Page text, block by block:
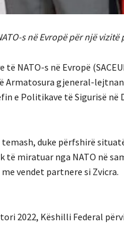
s në Evropë për një vizitë
NATO-s në Evropë
Armatosura gjeneral-
e Politikave të Sigurisë në
duke përfshirë
miratuar nga NATO në
vendet partnere si Zvicra.
2022, Këshilli Federal